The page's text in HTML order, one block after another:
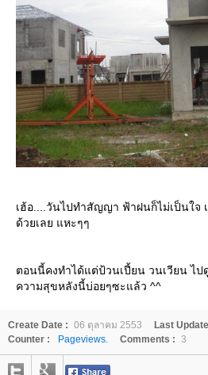
เฮ้อ....วันไปทำสัญญา ฟ้าฝนก็ไม่เป็นใจ
ด้วยเลย แหะๆๆ
ตอนนี้คงทำได้แต่ป้วนเปี้ยน วนเวียน ไ
ความสุขหลังนี้บ่อยๆซะแล้ว ^^
Create Date : 06 ตุลาคม 2553 Last
Counter :
Pageviews. Comments : 3